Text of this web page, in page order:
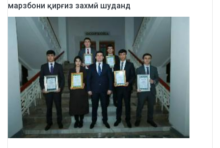
марзбони қирғиз захмӣ шуданд